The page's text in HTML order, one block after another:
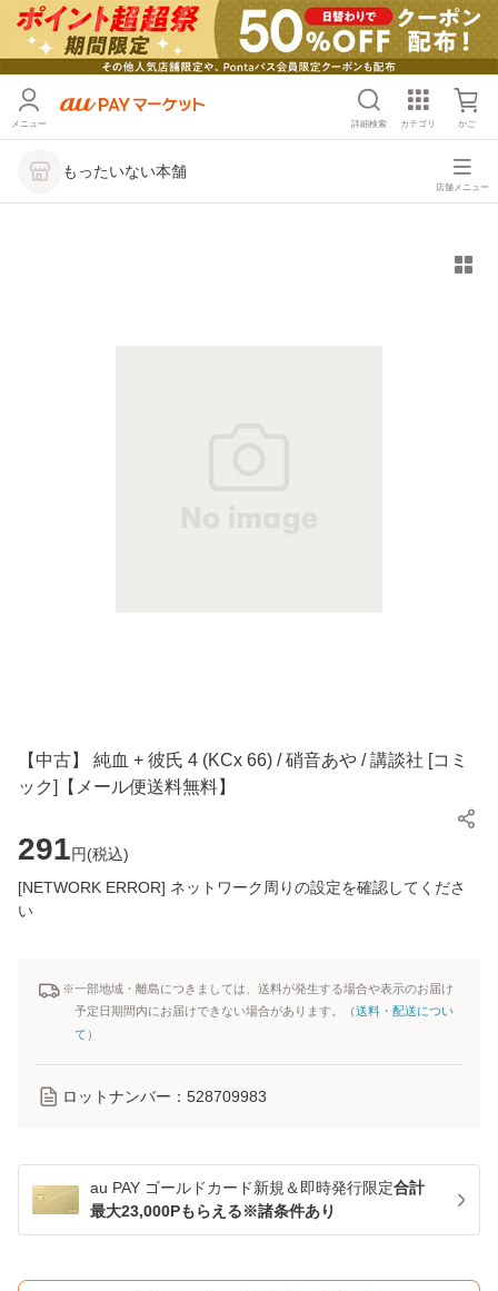
メニュー 詳細検索 カテゴリ かご
もったいない本舗
店舗メニュー
【中古】 純血 + 彼氏 4 (KCx 66) / 硝音あや / 講談社 [コミ
ック]【メール便送料無料】
291円(税込)
[NETWORK ERROR] ネットワーク周りの設定を確認してくださ
い
※一部地域・離島につきましては、送料が発生する場合や表示のお届け
予定日期間内にお届けできない場合があります。（送料・配送につい
て ）
ロットナンバー： 528709983
au PAY ゴールドカード新規＆即時発行限定合計
最大23,000Pもらえる※諸条件あり